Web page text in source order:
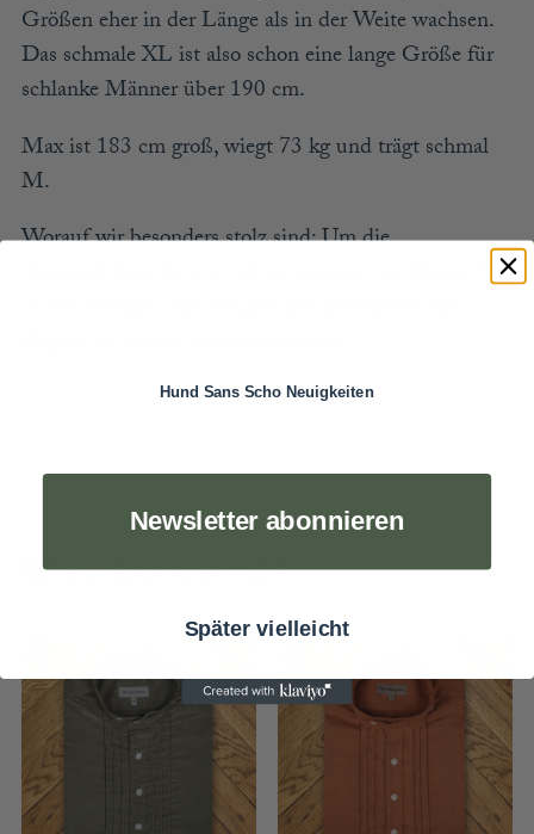
Größen eher in der Länge als in der Weite wachsen.
Das schmale XL ist also schon eine lange Größe für
schlanke Männer über 190 cm.
Max ist 183 cm groß, wiegt 73 kg und trägt schmal
M.
Worauf wir besonders stolz sind: Um die
Transportwege kurz zu halten, stammt das Flanell für
Wie wärs hiermit?
Hund Sans Scho Neuigkeiten
Newsletter abonnieren
Später vielleicht